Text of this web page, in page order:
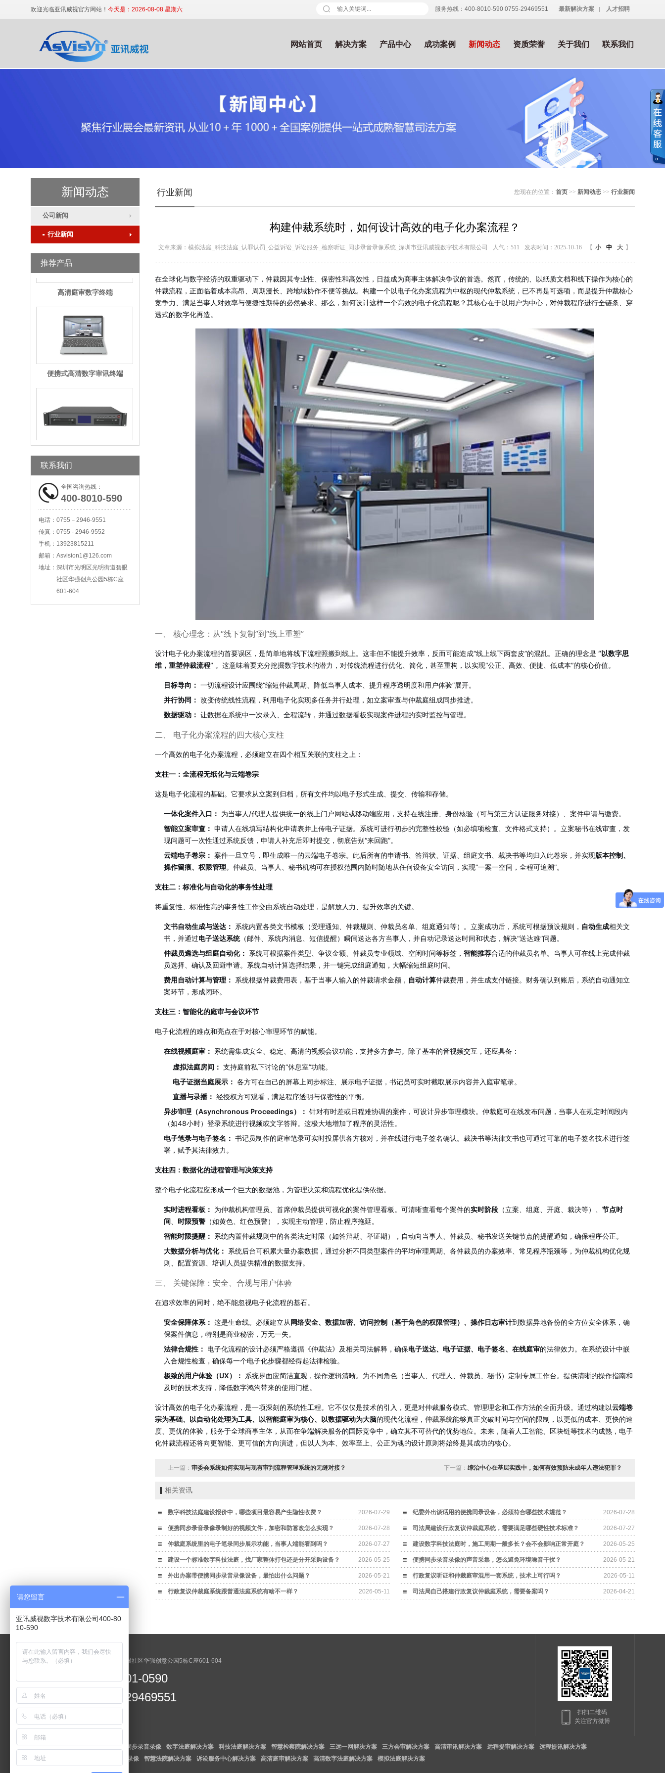
欢迎光临亚讯威视官方网站！ 今天是：2026-08-08 星期六 服务热线：400-8010-590 0755-29469551 最新解决方案 人才招聘
网站首页 解决方案 产品中心 成功案例 新闻动态 资质荣誉 关于我们 联系我们
新闻动态
公司新闻
行业新闻
推荐产品
便携式高清数字审讯终端
科技法庭高清庭审主机
高清庭审数字终端
便携式高清数字审讯终端
科技法庭高清庭审主机
互联网直播主机
联系我们
全国咨询热线：
400-8010-590
电话： 0755－2946-9551
传真： 0755 - 2946-9552
手机： 13923815211
邮箱： Asvision1@126.com
地址： 深圳市光明区光明街道碧眼
社区华强创意公园5栋C座
601-604
行业新闻 您现在的位置： 首页>> 新闻动态>> 行业新闻
构建仲裁系统时，如何设计高效的电子化办案流程？
文章来源：模拟法庭_科技法庭_认罪认罚_公益诉讼_诉讼服务_检察听证_同步录音录像系统_深圳市亚讯威视数字技术有限公司 人气：511 发表时间：2025-10-16 【 小 中 大 】
在全球化与数字经济的双重驱动下，仲裁因其专业性、保密性和高效性，日益成为商事主体解决争议的首选。然而，传统的、以纸质文档和线下操作为核心的
仲裁流程，正面临着成本高昂、周期漫长、跨地域协作不便等挑战。构建一个以电子化办案流程为中枢的现代仲裁系统，已不再是可选项，而是提升仲裁核心
竞争力、满足当事人对效率与便捷性期待的必然要求。那么，如何设计这样一个高效的电子化流程呢？其核心在于以用户为中心，对仲裁程序进行全链条、穿
透式的数字化再造。
一、 核心理念：从“线下复制”到“线上重塑”
设计电子化办案流程的首要误区，是简单地将线下流程照搬到线上。这非但不能提升效率，反而可能造成“线上线下两套皮”的混乱。正确的理念是 “以数字思
维，重塑仲裁流程” 。这意味着要充分挖掘数字技术的潜力，对传统流程进行优化、简化，甚至重构，以实现“公正、高效、便捷、低成本”的核心价值。
目标导向： 一切流程设计应围绕“缩短仲裁周期、降低当事人成本、提升程序透明度和用户体验”展开。
并行协同： 改变传统线性流程，利用电子化实现多任务并行处理，如立案审查与仲裁庭组成同步推进。
数据驱动： 让数据在系统中一次录入、全程流转，并通过数据看板实现案件进程的实时监控与管理。
二、 电子化办案流程的四大核心支柱
一个高效的电子化办案流程，必须建立在四个相互关联的支柱之上：
支柱一：全流程无纸化与云端卷宗
这是电子化流程的基础。它要求从立案到归档，所有文件均以电子形式生成、提交、传输和存储。
一体化案件入口： 为当事人/代理人提供统一的线上门户网站或移动端应用，支持在线注册、身份核验（可与第三方认证服务对接）、案件申请与缴费。
智能立案审查： 申请人在线填写结构化申请表并上传电子证据。系统可进行初步的完整性校验（如必填项检查、文件格式支持）。立案秘书在线审查，发
现问题可一次性通过系统反馈，申请人补充后即时提交，彻底告别“来回跑”。
云端电子卷宗： 案件一旦立号，即生成唯一的云端电子卷宗。此后所有的申请书、答辩状、证据、组庭文书、裁决书等均归入此卷宗，并实现版本控制、
操作留痕、权限管理。仲裁员、当事人、秘书机构可在授权范围内随时随地从任何设备安全访问，实现“一案一空间，全程可追溯”。
支柱二：标准化与自动化的事务性处理
将重复性、标准性高的事务性工作交由系统自动处理，是解放人力、提升效率的关键。
文书自动生成与送达： 系统内置各类文书模板（受理通知、仲裁规则、仲裁员名单、组庭通知等）。立案成功后，系统可根据预设规则， 自动生成相关文
书，并通过电子送达系统（邮件、系统内消息、短信提醒）瞬间送达各方当事人，并自动记录送达时间和状态，解决“送达难”问题。
仲裁员遴选与组庭自动化： 系统可根据案件类型、争议金额、仲裁员专业领域、空闲时间等标签， 智能推荐合适的仲裁员名单。当事人可在线上完成仲裁
员选择、确认及回避申请。系统自动计算选择结果，并一键完成组庭通知，大幅缩短组庭时间。
费用自动计算与管理： 系统根据仲裁费用表，基于当事人输入的仲裁请求金额， 自动计算仲裁费用，并生成支付链接。财务确认到账后，系统自动通知立
案环节，形成闭环。
支柱三：智能化的庭审与会议环节
电子化流程的难点和亮点在于对核心审理环节的赋能。
在线视频庭审： 系统需集成安全、稳定、高清的视频会议功能，支持多方参与。除了基本的音视频交互，还应具备：
虚拟法庭房间： 支持庭前私下讨论的“休息室”功能。
电子证据当庭展示： 各方可在自己的屏幕上同步标注、展示电子证据，书记员可实时截取展示内容并入庭审笔录。
直播与录播： 经授权方可观看，满足程序透明与保密性的平衡。
异步审理（Asynchronous Proceedings）： 针对有时差或日程难协调的案件，可设计异步审理模块。仲裁庭可在线发布问题，当事人在规定时间段内
（如48小时）登录系统进行视频或文字答辩。这极大地增加了程序的灵活性。
电子笔录与电子签名： 书记员制作的庭审笔录可实时投屏供各方核对，并在线进行电子签名确认。裁决书等法律文书也可通过可靠的电子签名技术进行签
署，赋予其法律效力。
支柱四：数据化的进程管理与决策支持
整个电子化流程应形成一个巨大的数据池，为管理决策和流程优化提供依据。
实时进程看板： 为仲裁机构管理员、首席仲裁员提供可视化的案件管理看板。可清晰查看每个案件的实时阶段（立案、组庭、开庭、裁决等）、 节点时
间、 时限预警（如黄色、红色预警），实现主动管理，防止程序拖延。
智能时限提醒： 系统内置仲裁规则中的各类法定时限（如答辩期、举证期），自动向当事人、仲裁员、秘书发送关键节点的提醒通知，确保程序公正。
大数据分析与优化： 系统后台可积累大量办案数据，通过分析不同类型案件的平均审理周期、各仲裁员的办案效率、常见程序瓶颈等，为仲裁机构优化规
则、配置资源、培训人员提供精准的数据支持。
三、 关键保障：安全、合规与用户体验
在追求效率的同时，绝不能忽视电子化流程的基石。
安全保障体系： 这是生命线。必须建立从网络安全、数据加密、访问控制（基于角色的权限管理）、操作日志审计到数据异地备份的全方位安全体系，确
保案件信息，特别是商业秘密，万无一失。
法律合规性： 电子化流程的设计必须严格遵循《仲裁法》及相关司法解释，确保电子送达、电子证据、电子签名、在线庭审的法律效力。在系统设计中嵌
入合规性检查，确保每一个电子化步骤都经得起法律检验。
极致的用户体验（UX）： 系统界面应简洁直观，操作逻辑清晰。为不同角色（当事人、代理人、仲裁员、秘书）定制专属工作台。提供清晰的操作指南和
及时的技术支持，降低数字鸿沟带来的使用门槛。
设计高效的电子化办案流程，是一项深刻的系统性工程。它不仅仅是技术的引入，更是对仲裁服务模式、管理理念和工作方法的全面升级。通过构建以云端卷
宗为基础、以自动化处理为工具、以智能庭审为核心、以数据驱动为大脑的现代化流程， 仲裁系统能够真正突破时间与空间的限制，以更低的成本、更快的速
度、更优的体验，服务于全球商事主体，从而在争端解决服务的国际竞争中，确立其不可替代的优势地位。未来，随着人工智能、区块链等技术的成熟，电子
化仲裁流程还将向更智能、更可信的方向演进，但以人为本、效率至上、公正为魂的设计原则将始终是其成功的核心。
上一篇： 审委会系统如何实现与现有审判流程管理系统的无缝对接？ 下一篇： 综治中心在基层实践中，如何有效预防未成年人违法犯罪？
相关资讯
数字科技法庭建设报价中，哪些项目最容易产生隐性收费？ 2026-07-29 纪委外出谈话用的便携同录设备，必须符合哪些技术规范？ 2026-07-28
便携同步录音录像录制好的视频文件，加密和防篡改怎么实现？ 2026-07-28 司法局建设行政复议仲裁庭系统，需要满足哪些硬性技术标准？ 2026-07-27
仲裁庭系统里的电子笔录同步展示功能，当事人端能看到吗？ 2026-07-27 建设数字科技法庭时，施工周期一般多长？会不会影响正常开庭？ 2026-05-25
建设一个标准数字科技法庭，找厂家整体打包还是分开采购设备？ 2026-05-25 便携同步录音录像的声音采集，怎么避免环境噪音干扰？ 2026-05-21
外出办案带便携同步录音录像设备，最怕出什么问题？ 2026-05-21 行政复议听证和仲裁庭审混用一套系统，技术上可行吗？ 2026-05-11
行政复议仲裁庭系统跟普通法庭系统有啥不一样？ 2026-05-11 司法局自己搭建行政复议仲裁庭系统，需要备案吗？ 2026-04-21
业务邮箱：Asvision1@126.com
总部地址：深圳市光明区光明街道碧眼社区华强创意公园5栋C座601-604
全国服务热线： 400-801-0590
全国售后热线： 0755-29469551
扫扫二维码
关注官方微博
主营产品： 数字审委会解决方案 同步录音录像 数字法庭解决方案 科技法庭解决方案 智慧检察院解决方案 三远一网解决方案 三方会审解决方案 高清审讯解决方案 远程提审解决方案
远程提讯解决方案
数字检委会解决方案
便携式同步路录像 智慧法院解决方案 诉讼服务中心解决方案 高清庭审解决方案 高清数字法庭解决方案 模拟法庭解决方案
请您留言
亚讯威视数字技术有限公司400-80
10-590